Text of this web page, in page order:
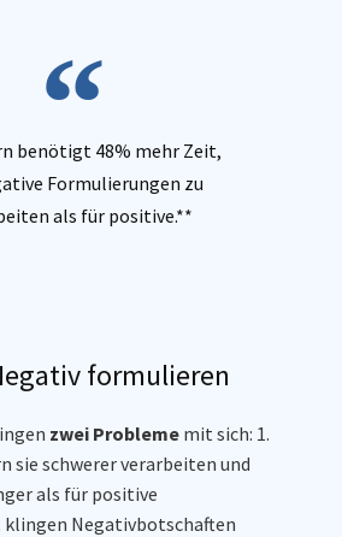
benötigt 48% mehr Zeit,
Formulierungen zu
als für positive.**
formulieren
zwei Probleme mit sich: 1.
sie schwerer verarbeiten und
als für positive
klingen Negativbotschaften